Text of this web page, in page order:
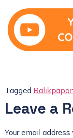
Tagged
Leave a
Your email